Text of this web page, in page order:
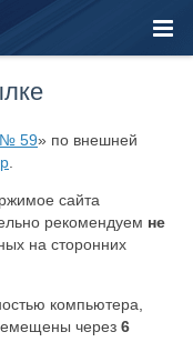
№ 59» по внешней
сайта
рекомендуем не
на сторонних
компьютера,
через 6